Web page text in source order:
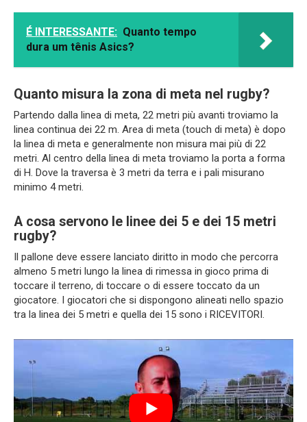
É INTERESSANTE: Quanto tempo
dura um tênis Asics?
Quanto misura la zona di meta nel rugby?
Partendo dalla linea di meta, 22 metri più avanti troviamo la
linea continua dei 22 m. Area di meta (touch di meta) è dopo
la linea di meta e generalmente non misura mai più di 22
metri. Al centro della linea di meta troviamo la porta a forma
di H. Dove la traversa è 3 metri da terra e i pali misurano
minimo 4 metri.
A cosa servono le linee dei 5 e dei 15 metri
rugby?
Il pallone deve essere lanciato diritto in modo che percorra
almeno 5 metri lungo la linea di rimessa in gioco prima di
toccare il terreno, di toccare o di essere toccato da un
giocatore. I giocatori che si dispongono alineati nello spazio
tra la linea dei 5 metri e quella dei 15 sono i RICEVITORI.